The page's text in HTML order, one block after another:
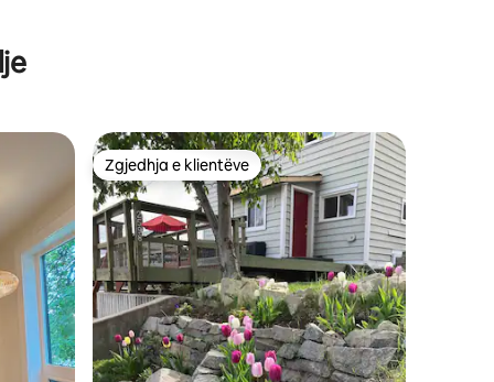
Zgjedhja e klientëve
Zgjedhja e klientëve